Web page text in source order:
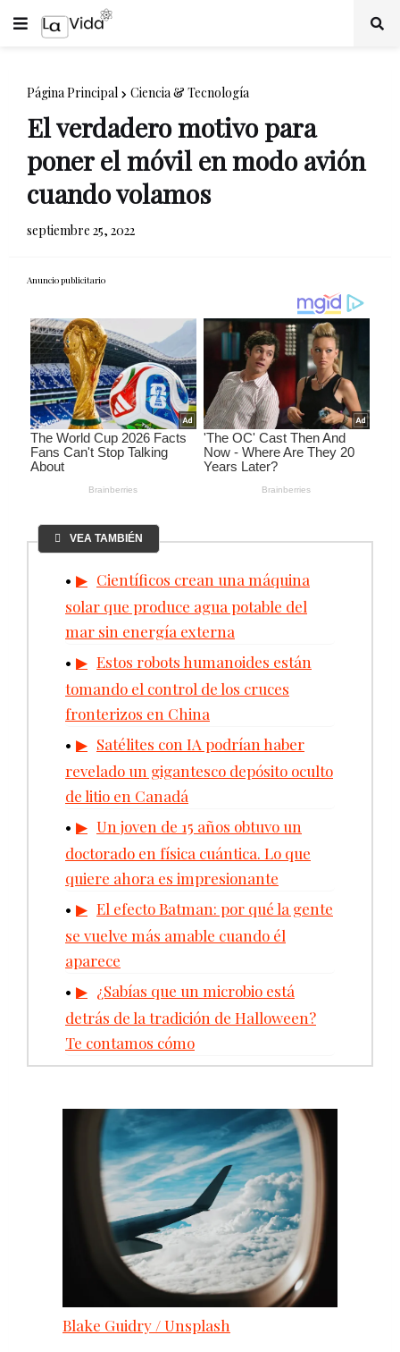
Página Principal Ciencia & Tecnología
El verdadero motivo para
poner el móvil en modo avión
cuando volamos
septiembre 25, 2022
Anuncio publicitario
VEA TAMBIÉN
Científicos crean una máquina
solar que produce agua potable del
mar sin energía externa
Estos robots humanoides están
tomando el control de los cruces
fronterizos en China
Satélites con IA podrían haber
revelado un gigantesco depósito oculto
de litio en Canadá
Un joven de 15 años obtuvo un
doctorado en física cuántica. Lo que
quiere ahora es impresionante
El efecto Batman: por qué la gente
se vuelve más amable cuando él
aparece
¿Sabías que un microbio está
detrás de la tradición de Halloween?
Te contamos cómo
Blake Guidry / Unsplash